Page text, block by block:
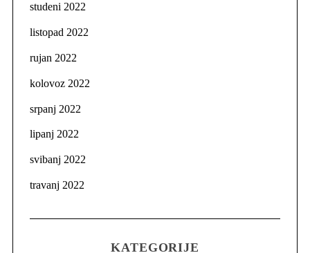
studeni 2022
listopad 2022
rujan 2022
kolovoz 2022
srpanj 2022
lipanj 2022
svibanj 2022
travanj 2022
KATEGORIJE